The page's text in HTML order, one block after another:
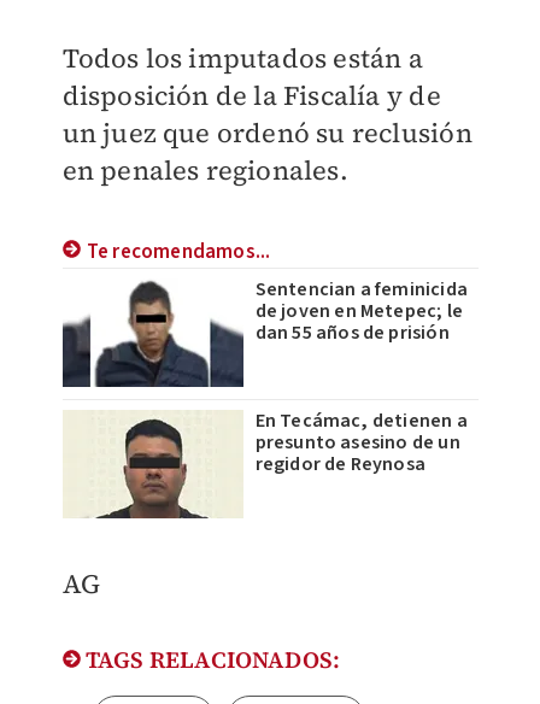
Todos los imputados están a
disposición de la Fiscalía y de
un juez que ordenó su reclusión
en penales regionales.
Te recomendamos...
Sentencian a feminicida
de joven en Metepec; le
dan 55 años de prisión
En Tecámac, detienen a
presunto asesino de un
regidor de Reynosa
AG
TAGS RELACIONADOS: